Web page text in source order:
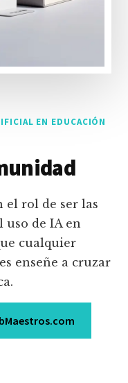
EN EDUCACIÓN
el rol de ser las
uso de IA en
cualquier
enseñe a cruzar